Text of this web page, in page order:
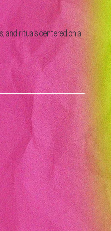
and rituals centered on a